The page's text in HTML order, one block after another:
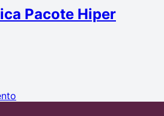
Pacote Hiper